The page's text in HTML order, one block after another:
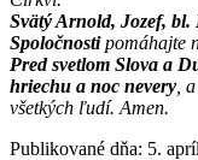
Svätý Arnold, Jozef,
Spoločnostipomáhajte
Pred svetlom Slova a
hriechu a noc nevery ,
všetkých ľudí. Amen.
Publikované dňa: 5.